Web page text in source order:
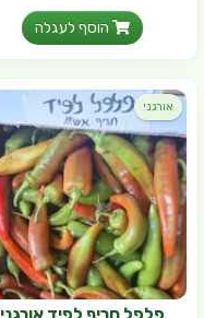
הוסף לעגלה
אורגני